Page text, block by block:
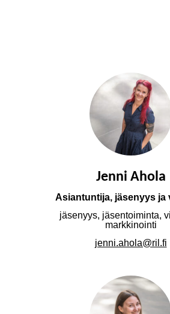
Jenni Ahola
Asiantuntija, jäsenyys ja
jäsenyys, jäsentoiminta,
markkinointi
jenni.ahola@ril.fi